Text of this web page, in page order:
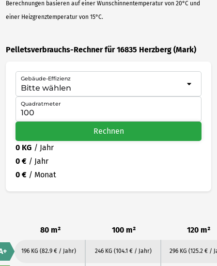
Berechnungen basieren auf einer Wunschinnentemperatur von 20°C und
einer Heizgrenztemperatur von 15°C.
Pelletsverbrauchs-Rechner für 16835 Herzberg (Mark)
Gebäude-Effizienz
Quadratmeter
Rechnen
0 KG / Jahr
0 € / Jahr
0 € / Monat
80 m² 100 m² 120 m²
196 KG (82.9 € / Jahr) 246 KG (104.1 € / Jahr) 296 KG (125.2 € /